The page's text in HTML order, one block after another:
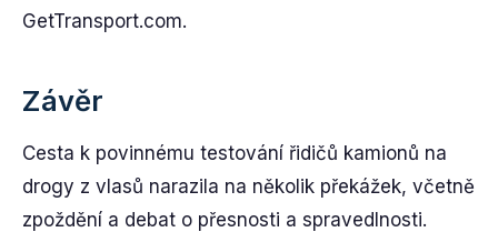
GetTransport.com.
Závěr
Cesta k povinnému testování řidičů kamionů na
drogy z vlasů narazila na několik překážek, včetně
zpoždění a debat o přesnosti a spravedlnosti.